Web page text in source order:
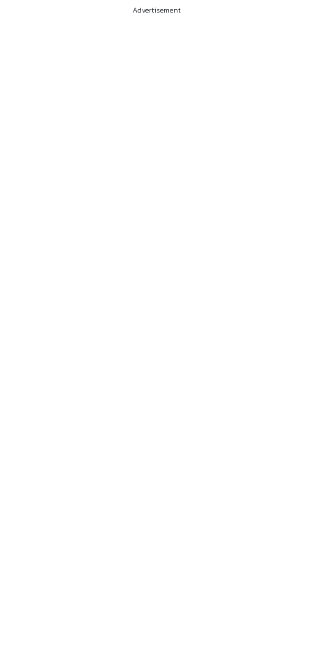
Advertisement